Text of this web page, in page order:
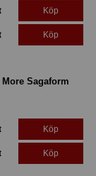
Köp
Köp
Sagaform
Köp
Köp